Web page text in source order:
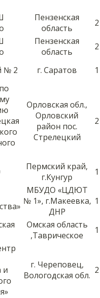
Пензенская
область
2
Пензенская
область
2
№ 2 г. Саратов 1
Орловская обл.,
Орловский
район пос.
Стрелецкий
2
Пермский край,
г.Кунгур
1
МБУДО «ЦДЮТ
№ 1», г.Макеевка,
ДНР
1
Омская область
,Таврическое
1
и
г. Череповец,
Вологодская обл. 2